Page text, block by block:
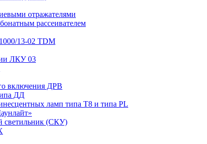
отражателями
рассеивателем
13-02 TDM
ЛКУ 03
включения ДРВ
ДД
ламп типа Т8 и типа PL
светильник (СКУ)